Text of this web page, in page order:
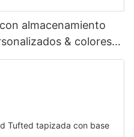
almacenamiento
& colores
JLH